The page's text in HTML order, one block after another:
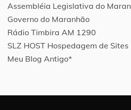
Assembléia Legislativa do
Governo do Maranhão
Rádio Timbira AM 1290
SLZ HOST Hospedagem de Sites
Meu Blog Antigo*